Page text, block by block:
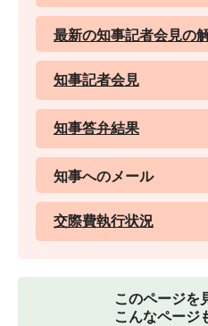
最新の知事記者会見の
知事記者会見
知事答弁結果
知事へのメール
交際費執行状況
このページを
こんなページ